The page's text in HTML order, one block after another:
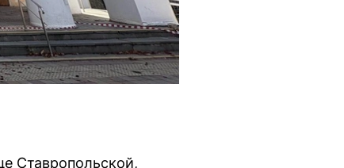
Ставропольской,